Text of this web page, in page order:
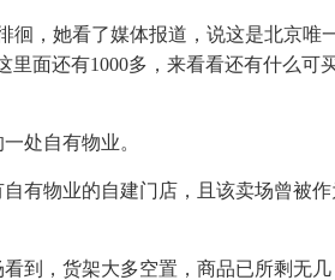
徊，她看了媒体报道，说这是北京唯
面还有1000多，来看看还有什么可
处自有物业。
有物业的自建门店，且该卖场曾被作
到，货架大多空置，商品已所剩无